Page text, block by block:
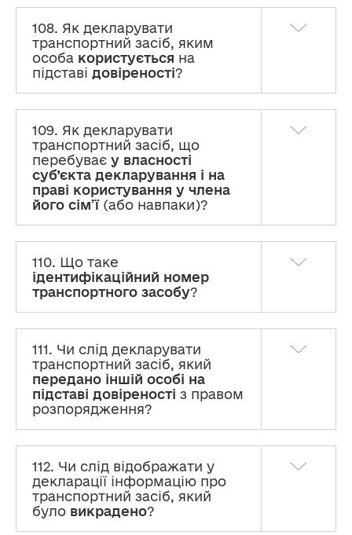
108. Як декларувати
транспортний засіб, яким
особа користується на
підставі довіреності?
109. Як декларувати
транспортний засіб, що
перебуває у власності
суб’єкта декларування і на
праві користування у члена
його сім’ї(або навпаки)?
110. Що таке
ідентифікаційний номер
транспортного засобу?
111. Чи слід декларувати
транспортний засіб, який
передано іншій особі на
підставі довіреності з правом
розпорядження?
112. Чи слід відображати у
декларації інформацію про
транспортний засіб, який
було викрадено?